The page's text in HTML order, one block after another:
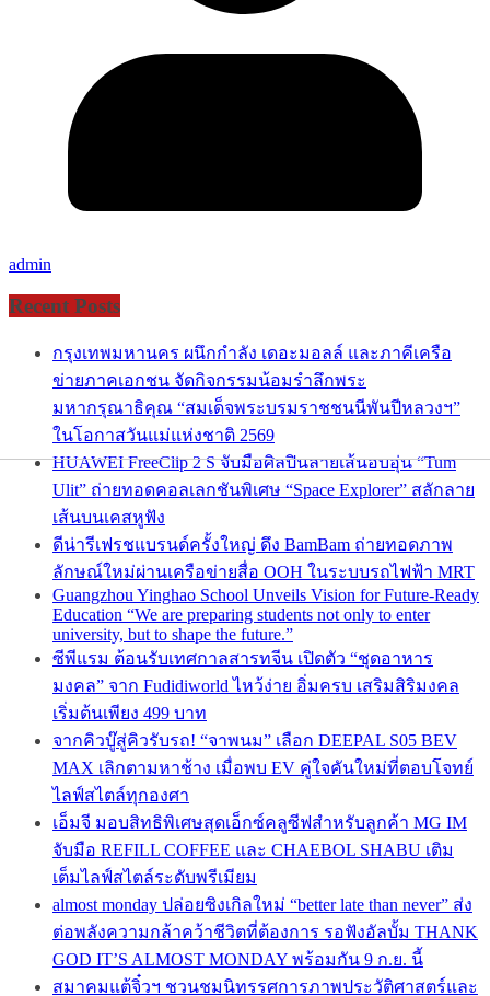
admin
Recent Posts
กรุงเทพมหานคร ผนึกกำลัง เดอะมอลล์ และภาคีเครือ
ข่ายภาคเอกชน จัดกิจกรรมน้อมรำลึกพระ
มหากรุณาธิคุณ “สมเด็จพระบรมราชชนนีพันปีหลวงฯ”
ในโอกาสวันแม่แห่งชาติ 2569
HUAWEI FreeClip 2 S จับมือศิลปินลายเส้นอบอุ่น “Tum
Ulit” ถ่ายทอดคอลเลกชันพิเศษ “Space Explorer” สลักลาย
เส้นบนเคสหูฟัง
ดีน่ารีเฟรชแบรนด์ครั้งใหญ่ ดึง BamBam ถ่ายทอดภาพ
ลักษณ์ใหม่ผ่านเครือข่ายสื่อ OOH ในระบบรถไฟฟ้า MRT
Guangzhou Yinghao School Unveils Vision for Future-Ready
Education “We are preparing students not only to enter
university, but to shape the future.”
ซีพีแรม ต้อนรับเทศกาลสารทจีน เปิดตัว “ชุดอาหาร
มงคล” จาก Fudidiworld ไหว้ง่าย อิ่มครบ เสริมสิริมงคล
เริ่มต้นเพียง 499 บาท
จากคิวบู๊สู่คิวรับรถ! “จาพนม” เลือก DEEPAL S05 BEV
MAX เลิกตามหาช้าง เมื่อพบ EV คู่ใจคันใหม่ที่ตอบโจทย์
ไลฟ์สไตล์ทุกองศา
เอ็มจี มอบสิทธิพิเศษสุดเอ็กซ์คลูซีฟสำหรับลูกค้า MG IM
จับมือ REFILL COFFEE และ CHAEBOL SHABU เติม
เต็มไลฟ์สไตล์ระดับพรีเมียม
almost monday ปล่อยซิงเกิลใหม่ “better late than never” ส่ง
ต่อพลังความกล้าคว้าชีวิตที่ต้องการ รอฟังอัลบั้ม THANK
GOD IT’S ALMOST MONDAY พร้อมกัน 9 ก.ย. นี้
สมาคมแต้จิ๋วฯ ชวนชมนิทรรศการภาพประวัติศาสตร์และ